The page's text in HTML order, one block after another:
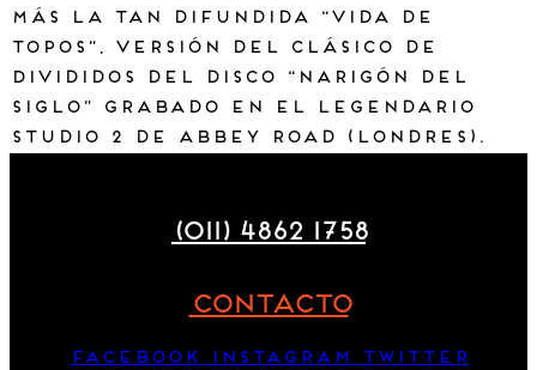
más la tan difundida “Vida de
Topos”, versión del clásico de
Divididos del disco “Narigón del
Siglo” grabado en el legendario
Studio 2 de Abbey Road (Londres).
(011) 4862 1758
CONTACTO
Facebook Instagram
Twitter